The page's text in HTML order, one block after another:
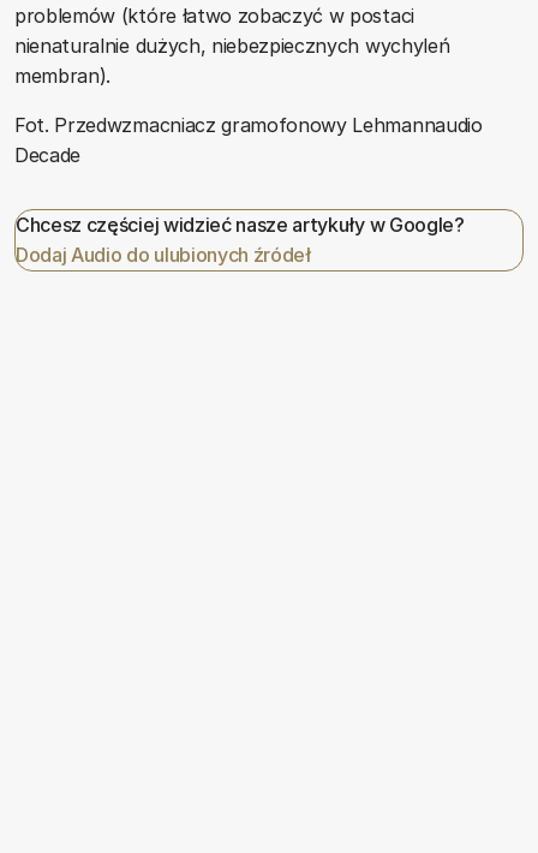
problemów (które łatwo zobaczyć w postaci
nienaturalnie dużych, niebezpiecznych wychyleń
membran).
Fot. Przedwzmacniacz gramofonowy Lehmannaudio
Decade
Chcesz częściej widzieć nasze artykuły w Google?
Dodaj Audio do ulubionych źródeł